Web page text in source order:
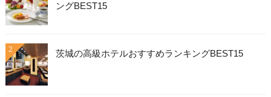
ングBEST15
2 茨城の高級ホテルおすすめランキングBEST15